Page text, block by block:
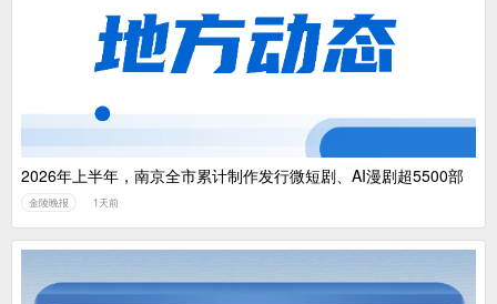
2026年上半年，南京全市累计制作发行微短剧、AI漫剧超5500部
金陵晚报 1天前